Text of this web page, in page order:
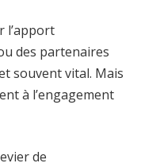
l’apport
des partenaires
souvent vital. Mais
à l’engagement
de